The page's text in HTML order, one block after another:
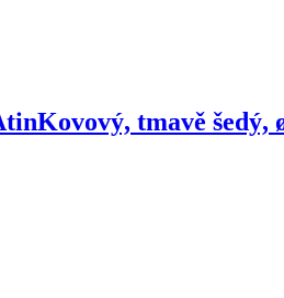
Kovový, tmavě šedý,